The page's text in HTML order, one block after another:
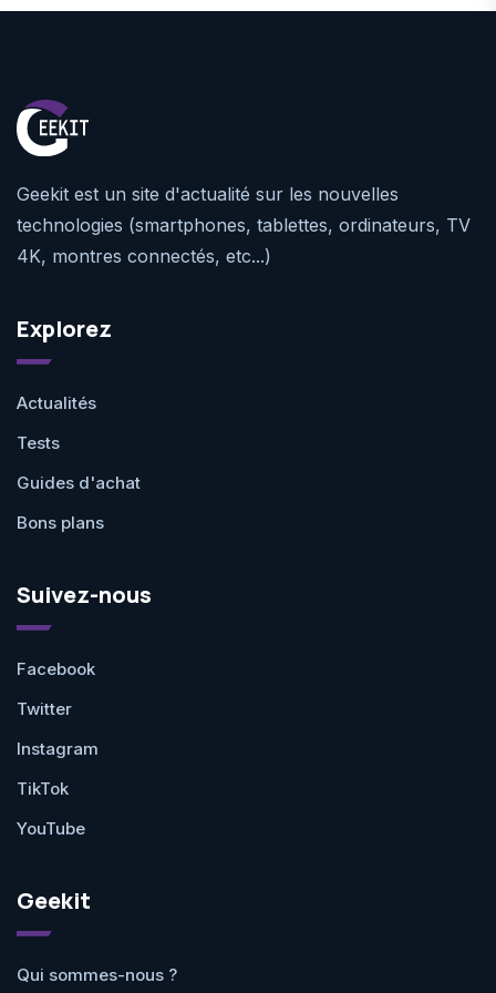
Geekit est un site d'actualité sur les nouvelles
technologies (smartphones, tablettes, ordinateurs, TV
4K, montres connectés, etc...)
Explorez
Actualités
Tests
Guides d'achat
Bons plans
Suivez-nous
Facebook
Twitter
Instagram
TikTok
YouTube
Geekit
Qui sommes-nous ?